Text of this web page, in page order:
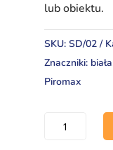
lub obiektu.
SKU: SD/02
Znaczniki: biała
Piromax
ilość